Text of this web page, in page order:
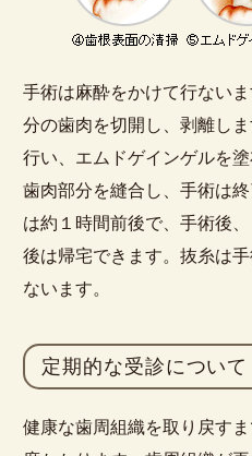
手術は麻酔をかけて行ない
分の歯肉を切開し、剥離し
行い、エムドゲインゲルを
歯肉部分を縫合し、手術は
は約１時間前後で、手術後
後は帰宅できます。抜糸は
ないます。
定期的な受診について
健康な歯周組織を取り戻す